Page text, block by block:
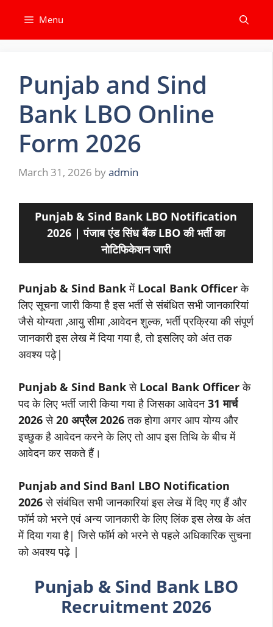
content
Menu
Punjab and Sind
Bank LBO Online
Form 2026
March 31, 2026 byadmin
Punjab & Sind Bank LBO Notification
2026 | पंजाब एंड सिंध बैंक LBO की भर्ती का
नोटिफिकेशन जारी
Punjab & Sind Bank में Local Bank Officerके
लिए सूचना जारी किया है इस भर्ती से संबंधित सभी जानकारियां
जैसे योग्यता ,आयु सीमा ,आवेदन शुल्क, भर्ती प्रक्रिया की संपूर्ण
जानकारी इस लेख में दिया गया है, तो इसलिए को अंत तक
अवश्य पढ़े|
Punjab & Sind Bankसे Local Bank Officerके
पद के लिए भर्ती जारी किया गया है जिसका आवेदन31मार्च
2026से20 अप्रैल 2026तक होगा अगर आप योग्य और
इच्छुक है आवेदन करने के लिए तो आप इस तिथि के बीच में
आवेदन कर सकते हैं।
Punjab and Sind Banl LBO Notification
2026 से संबंधित सभी जानकारियां इस लेख में दिए गए हैं और
फॉर्म को भरने एवं अन्य जानकारी के लिए लिंक इस लेख के अंत
में दिया गया है| जिसे फॉर्म को भरने से पहले अधिकारिक सुचना
को अवश्य पढ़े |
Punjab & Sind BankLBO
Recruitment 2026